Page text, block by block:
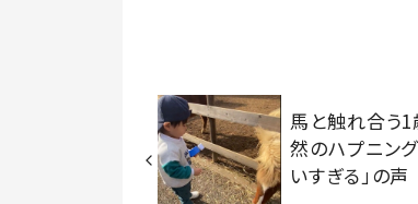
馬と触れ合う
然のハプニン
いすぎる」の声